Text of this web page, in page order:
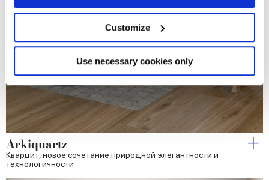
Collect information about your geographical
location which can be accurate to within several
Identify your device by actively scanning it for
specific characteristics (fingerprinting)
Find out more about how your personal data is processed
and set your preferences in thedetails section.
We use cookies to personalise content and ads, to
provide social media features and to analyse our traffic.
We also share information about your use of our site with
our social media, advertising and analytics partners who
may combine it with other information that you’ve
Customize
Use necessary cookies only
Arkiquartz
Кварцит, новое сочетание природной элегантности и
технологичности